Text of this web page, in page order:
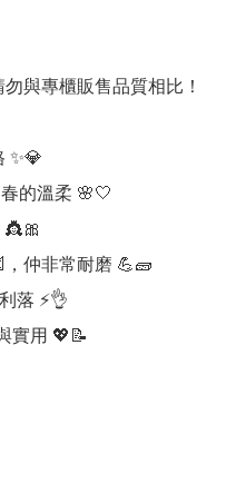
與專櫃販售品質相比！
✨💎
的溫柔 🌸🤍
仲非常耐磨 💪🧱
落 ⚡👌
實用 💖📝